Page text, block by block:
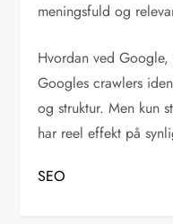
meningsfuld og
Hvordan ved
Googles crawlers
og struktur. Men kun
har reel effekt på
SEO